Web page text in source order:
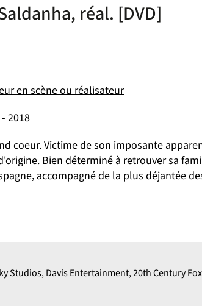
réal. [DVD]
en scène ou réalisateur
- 2018
coeur. Victime de son imposante
Bien déterminé à retrouver sa
accompagné de la plus déjantée
Studios, Davis Entertainment, 20th Century